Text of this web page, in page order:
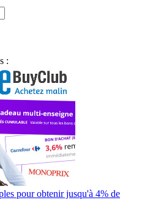
:
pour obtenir jusqu'à 4% de